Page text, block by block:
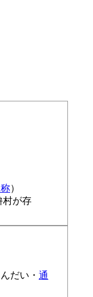
村が存
だい
通